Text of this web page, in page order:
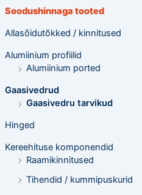
t
o
t
s
i
n
g
Soodushinnaga tooted
Allasõidutõkked / kinnitused
Alumiinium profiilid
Alumiinium ported
Gaasivedrud
Gaasivedru tarvikud
Hinged
Kereehituse komponendid
Raamikinnitused
Tihendid / kummipuskurid